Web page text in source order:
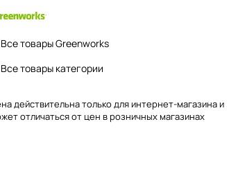
Все товары Greenworks
Все товары категории
действительна только для интернет-магазина и
отличаться от цен в розничных магазинах